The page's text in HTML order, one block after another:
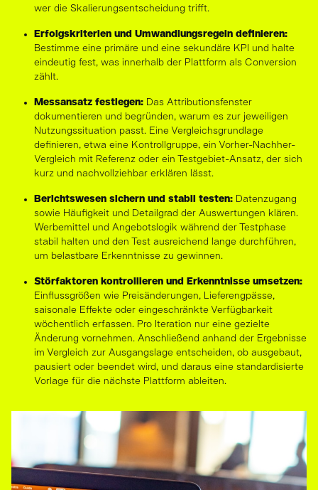
wer die Skalierungsentscheidung trifft.
Erfolgskriterien und Umwandlungsregeln definieren:
Bestimme eine primäre und eine sekundäre KPI und halte
eindeutig fest, was innerhalb der Plattform als Conversion
zählt.
Messansatz festlegen: Das Attributionsfenster
dokumentieren und begründen, warum es zur jeweiligen
Nutzungssituation passt. Eine Vergleichsgrundlage
definieren, etwa eine Kontrollgruppe, ein Vorher-Nachher-
Vergleich mit Referenz oder ein Testgebiet-Ansatz, der sich
kurz und nachvollziehbar erklären lässt.
Berichtswesen sichern und stabil testen: Datenzugang
sowie Häufigkeit und Detailgrad der Auswertungen klären.
Werbemittel und Angebotslogik während der Testphase
stabil halten und den Test ausreichend lange durchführen,
um belastbare Erkenntnisse zu gewinnen.
Störfaktoren kontrollieren und Erkenntnisse umsetzen:
Einflussgrößen wie Preisänderungen, Lieferengpässe,
saisonale Effekte oder eingeschränkte Verfügbarkeit
wöchentlich erfassen. Pro Iteration nur eine gezielte
Änderung vornehmen. Anschließend anhand der Ergebnisse
im Vergleich zur Ausgangslage entscheiden, ob ausgebaut,
pausiert oder beendet wird, und daraus eine standardisierte
Vorlage für die nächste Plattform ableiten.